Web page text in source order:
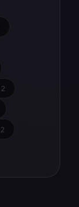
2
2